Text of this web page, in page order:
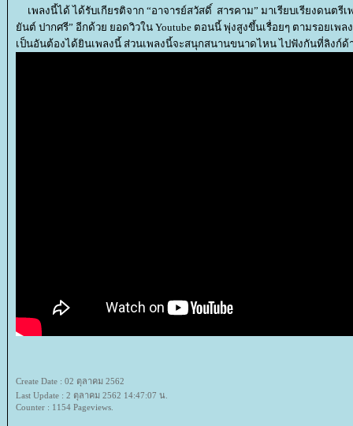
เพลงนี้ได้ ได้รับเกียรติจาก “อาจารย์สวัสดิ์​ สารคาม” มาเรียบเรียงดนตรี
นต์​ ปากศรี” อีกด้วย ยอดวิวใน Youtube ตอนนี้ พุ่งสูงขึ้นเรื่อยๆ ตามรอยเพ
เป็นอันต้องได้ยินเพลงนี้ ส่วนเพลงนี้จะสนุกสนานขนาดไหน ไปฟังกันที่ลิงก์ด้
Create Date : 02 ตุลาคม 2562
Last Update : 2 ตุลาคม 2562 14:47:07 น.
Counter : 1154 Pageviews.